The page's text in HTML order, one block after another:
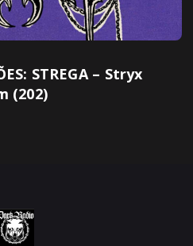
STREGA – Stryx
(202)